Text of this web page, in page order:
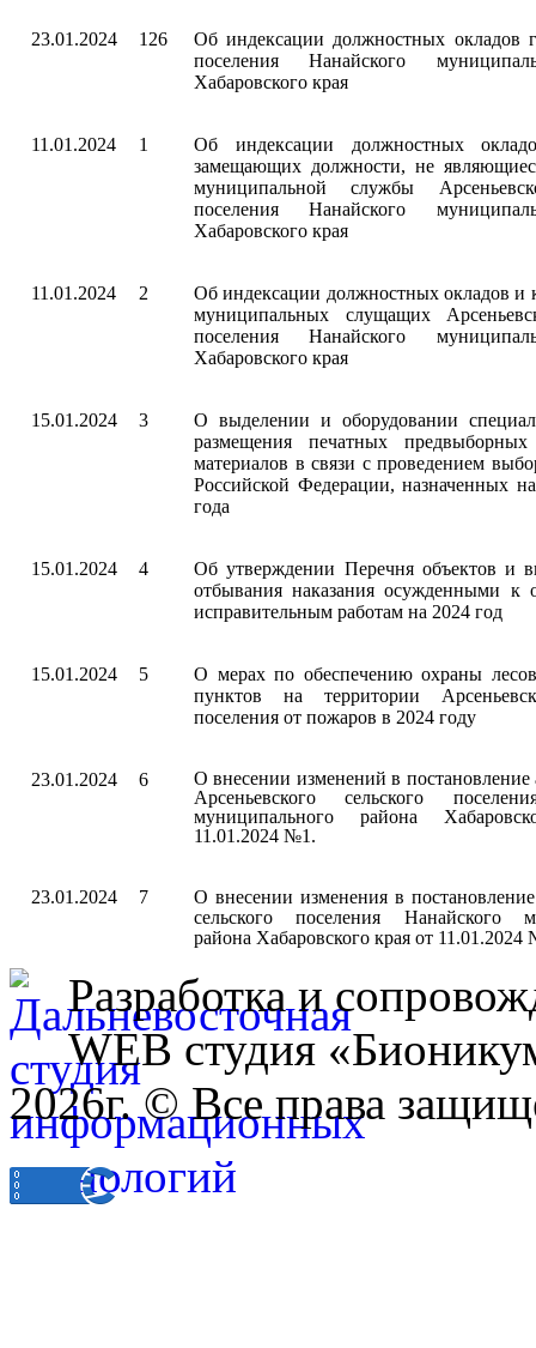
23.01.2024 126
Об индексации должностных окладов
поселения Нанайского
Хабаровского края
11.01.2024 1
Об индексации должностных
замещающих должности, не
муниципальной службы
поселения Нанайского
Хабаровского края
11.01.2024 2
Об индексации должностных окладов и
муниципальных слущащих
поселения Нанайского
Хабаровского края
15.01.2024 3
О выделении и оборудовании
размещения печатных предвыборных
материалов в связи с проведением
Российской Федерации, назначенных
года
15.01.2024 4
Об утверждении Перечня объектов и
отбывания наказания осужденными к
исправительным работам на 2024 год
15.01.2024 5
О мерах по обеспечению охраны
пунктов на территории
поселения от пожаров в 2024 году
23.01.2024 6
О внесении изменений в
Арсеньевского сельского
муниципального района
11.01.2024 №1.
23.01.2024 7
О внесении изменения в
сельского поселения Нанайского
района Хабаровского края от 11.01.2024
Разработка и
WEB студия
2026г. © Все права